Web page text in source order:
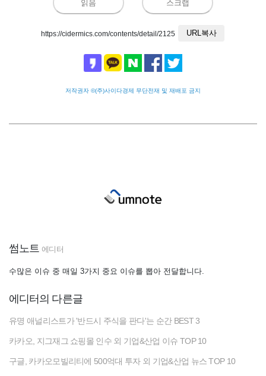
읽음 스크랩
https://cidermics.com/contents/detail/2125 URL복사
저작권자 ©(주)사이다경제 무단전재 및 재배포 금지
썸노트 에디터
수많은 이슈 중 매일 3가지 중요 이슈를 뽑아 전달합니다.
에디터의 다른글
유명 애널리스트가 '반드시 주식을 판다'는 순간 BEST 3
카카오, 지그재그 쇼핑몰 인수 외 기업&산업 이슈 TOP 10
구글, 카카오모빌리티에 500억대 투자 외 기업&산업 뉴스 TOP 10